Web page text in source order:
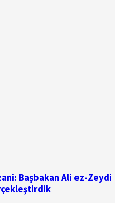
Başbakan Ali ez-Zeydi